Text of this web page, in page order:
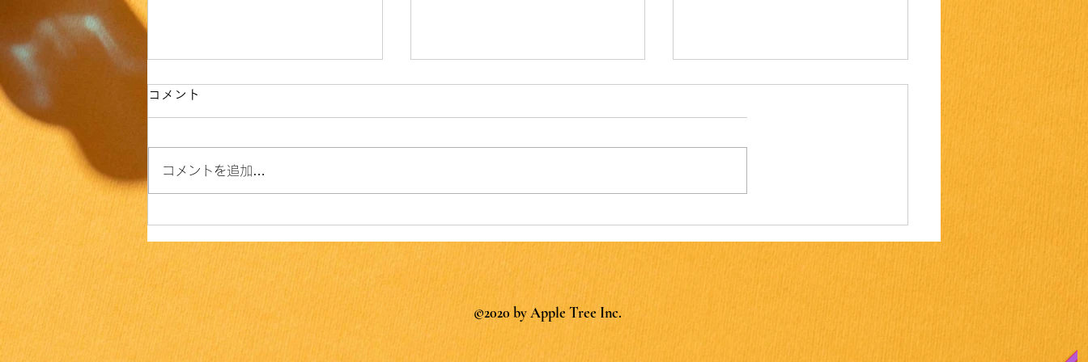
［放送日］夏まつり唄まつり
夏樹陽子、テレビ出演決定！
コメント
コメントを追加…
©2020 by Apple Tree Inc.